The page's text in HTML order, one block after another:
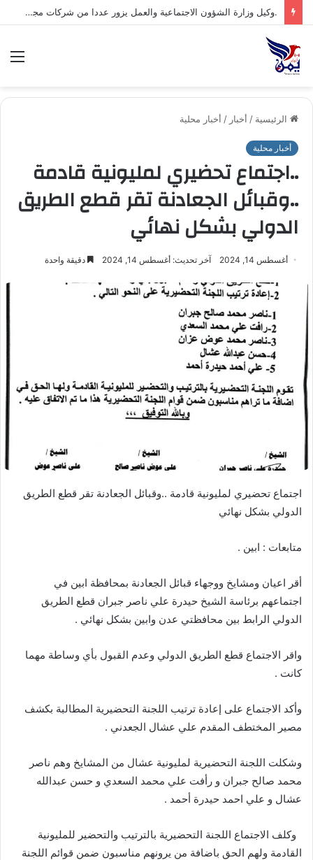
.وكيل وزارة الشؤون الاجتماعية والعمل يزور عددا من شركات مجموعة هائل سعيد أنعم وشركاه ويشيد بتجربتها المتقدمة في مجال السلامة والصحة المهنية*
الرئيسية / أخبار / أخبار محلية
أخبار محلية
..اجتماع تحضيري لمليونية قادمة
..وقبائل الجعادنة تقر قطع الطريق
الدولي بشكل نهائي
أغسطس 14, 2024 آخر تحديث: أغسطس 14, 2024 دقيقة واحدة
اجتماع تحضيري لمليونية قادمة ..وقبائل الجعادنة تقر قطع الطريق
الدولي بشكل نهائي
متابعات : ابين .
أقر اعيان ومشايخ ووجهاء قبائل الجعادنة بمحافظة ابين في
اجتماعهم برئاسة الشيخ حيدرة علي ناصر جبران قطع الطريق
الدولي الرابط بين محافظتي عدن وابين بشكل نهائي .
واقر الاجتماع قطع الطريق الدولي وعدم القبول بأي وساطة مهما
كانت .
وأكد الاجتماع على إعادة ترتيب اللجنة التحضيرية المطالبة بكشف
مصير المختطف المقدم علي عشال الجعدني .
وشكلت اللجنة التحضيرية لمليونية عشال من المشايخ وهم ناصر
محمد صالح جبران و رأفت علي محمد السعدي و حسن عبدالله
عشال و علي احمد حيدرة أحمد .
وكلف الاجتماع اللجنة التحضيرية بالترتيب والتحضير للمليونية
القادمة ولهم الحق باضافة من يرونهم مناسبون ضمن قوائم اللجنة